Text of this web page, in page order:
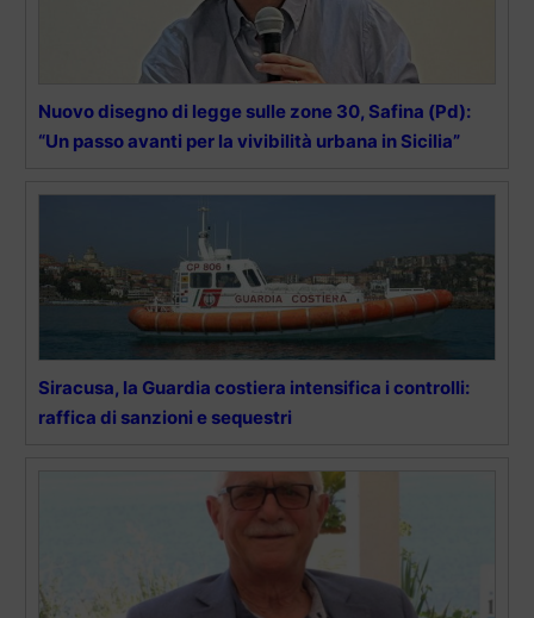
Nuovo disegno di legge sulle zone 30, Safina (Pd):
“Un passo avanti per la vivibilità urbana in Sicilia”
Siracusa, la Guardia costiera intensifica i controlli:
raffica di sanzioni e sequestri